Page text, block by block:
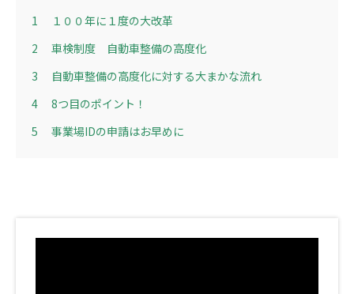
1
１００年に１度の大改革
2
車検制度 自動車整備の高度化
3
自動車整備の高度化に対する大まかな流れ
4
8つ目のポイント！
5
事業場IDの申請はお早めに